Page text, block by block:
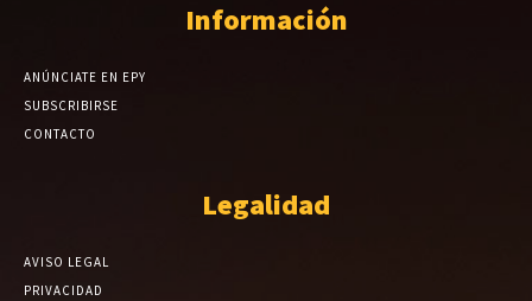
Información
ANÚNCIATE EN EPY
SUBSCRIBIRSE
CONTACTO
Legalidad
AVISO LEGAL
PRIVACIDAD